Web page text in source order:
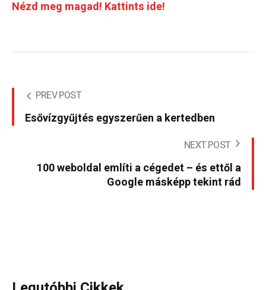
Nézd meg magad! Kattints ide!
PREV POST
Esővízgyűjtés egyszerűen a kertedben
NEXT POST
100 weboldal említi a cégedet – és ettől a
Google másképp tekint rád